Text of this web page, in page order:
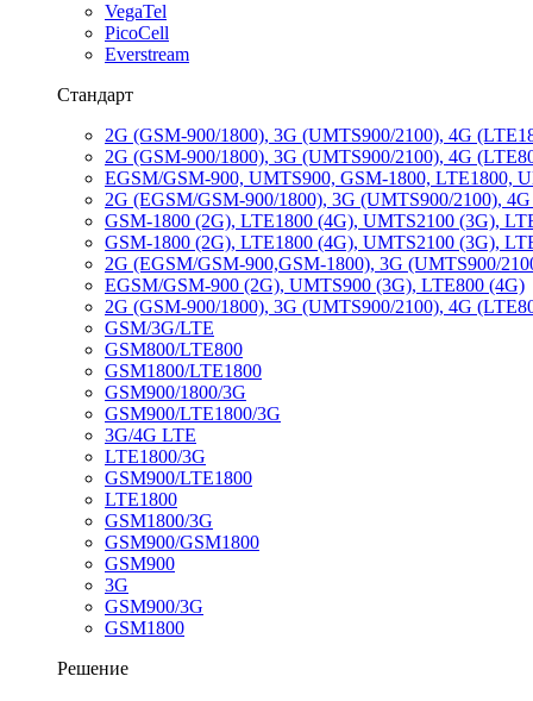
VegaTel
PicoCell
Everstream
Стандарт
2G (GSM-900/1800), 3G (UMTS900/2100), 4G
2G (GSM-900/1800), 3G (UMTS900/2100), 4G
EGSM/GSM-900, UMTS900, GSM-1800, LTE1800,
2G (EGSM/GSM-900/1800), 3G (UMTS900/2100),
GSM-1800 (2G), LTE1800 (4G), UMTS2100 (3G),
GSM-1800 (2G), LTE1800 (4G), UMTS2100 (3G),
2G (EGSM/GSM-900,GSM-1800), 3G (UMTS900/
EGSM/GSM-900 (2G), UMTS900 (3G), LTE800 (4G)
2G (GSM-900/1800), 3G (UMTS900/2100), 4G
GSM/3G/LTE
GSM800/LTE800
GSM1800/LTE1800
GSM900/1800/3G
GSM900/LTE1800/3G
3G/4G LTE
LTE1800/3G
GSM900/LTE1800
LTE1800
GSM1800/3G
GSM900/GSM1800
GSM900
3G
GSM900/3G
GSM1800
Решение